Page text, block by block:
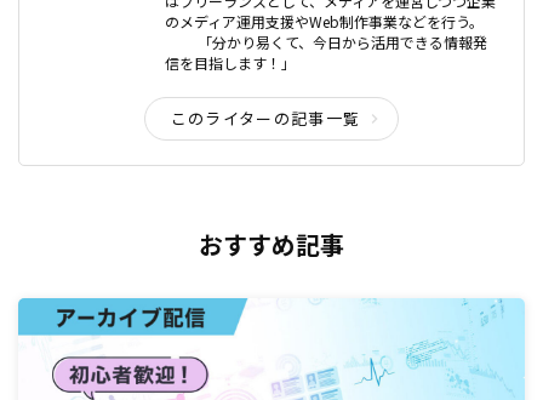
のメディア運用支援やWeb制作事業などを行う。
「分かり易くて、今日から活用できる情報発
信を目指します！」
このライターの記事一覧
おすすめ記事